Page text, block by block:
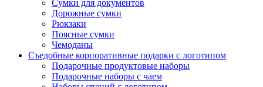
Сумки для документов
Дорожные сумки
Рюкзаки
Поясные сумки
Чемоданы
Съедобные корпоративные подарки с логотипом
Подарочные продуктовые наборы
Подарочные наборы с чаем